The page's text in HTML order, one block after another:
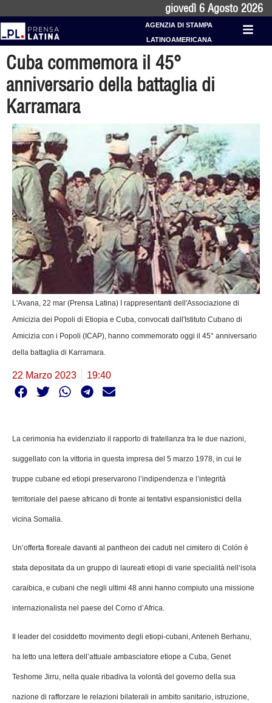
giovedì 6 Agosto 2026
AGENZIA DI STAMPA
LATINOAMERICANA
Cuba commemora il 45°
anniversario della battaglia di
Karramara
L'Avana, 22 mar (Prensa Latina) I rappresentanti dell'Associazione di
Amicizia dei Popoli di Etiopia e Cuba, convocati dall'Istituto Cubano di
Amicizia con i Popoli (ICAP), hanno commemorato oggi il 45° anniversario
della battaglia di Karramara.
22 Marzo 2023 19:40
La cerimonia ha evidenziato il rapporto di fratellanza tra le due nazioni,
suggellato con la vittoria in questa impresa del 5 marzo 1978, in cui le
truppe cubane ed etiopi preservarono l’indipendenza e l’integrità
territoriale del paese africano di fronte ai tentativi espansionistici della
vicina Somalia.
Un’offerta floreale davanti al pantheon dei caduti nel cimitero di Colón è
stata depositata da un gruppo di laureati etiopi di varie specialità nell’isola
caraibica, e cubani che negli ultimi 48 anni hanno compiuto una missione
internazionalista nel paese del Corno d’Africa.
Il leader del cosiddetto movimento degli etiopi-cubani, Anteneh Berhanu,
ha letto una lettera dell’attuale ambasciatore etiope a Cuba, Genet
Teshome Jirru, nella quale ribadiva la volontà del governo della sua
nazione di rafforzare le relazioni bilaterali in ambito sanitario, istruzione,